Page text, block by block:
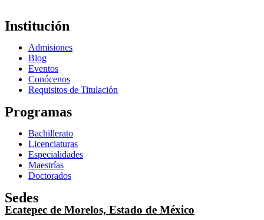
Institución
Admisiones
Blog
Eventos
Conócenos
Requisitos de Titulación
Programas
Bachillerato
Licenciaturas
Especialidades
Maestrías
Doctorados
Sedes
Ecatepec de Morelos, Estado de México